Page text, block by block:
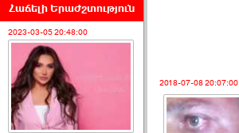
armlur.ՔՊ-ի ներսում
սպասում են ›››
2026-06-10 22:55:00
Հաճելի Երաժշտություն
2023-03-05 20:48:00
2018-07-08 20:07:00